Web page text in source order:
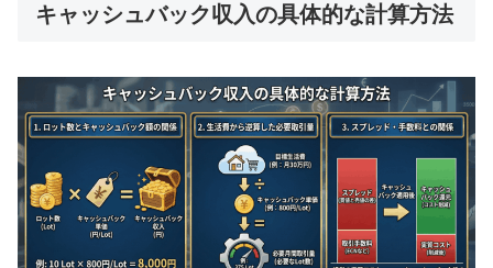
キャッシュバック収入の具体的な計算方法